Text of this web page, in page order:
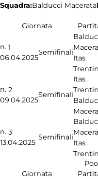
Squadra:Balducci Macerata
Giornata
n. 1
06.04.2025
Semifinali
Itas
n. 2
09.04.2025
Semifinali
Itas
n. 3
13.04.2025
Semifinali
Itas
Giornata